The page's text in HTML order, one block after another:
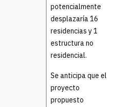
potencialmente
desplazaría 16
residencias y 1
estructura no
residencial.
Se anticipa que el
proyecto
propuesto